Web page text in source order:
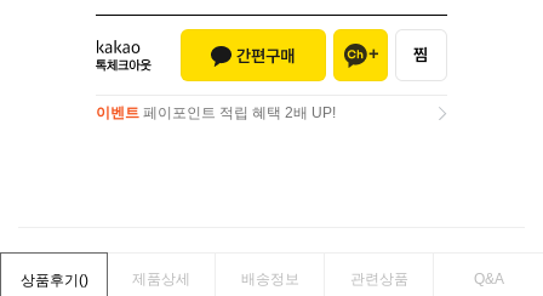
이벤트 페이포인트 적립 혜택 2배 UP!
상품후기() 제품상세 배송정보 관련상품 Q&A